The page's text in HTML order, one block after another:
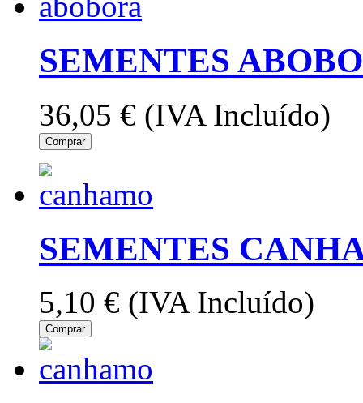
SEMENTES
36,05 € (IVA Incluído)
Comprar
SEMENTES
5,10 € (IVA Incluído)
Comprar